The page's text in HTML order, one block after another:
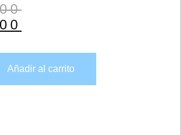
Añadir al carrito